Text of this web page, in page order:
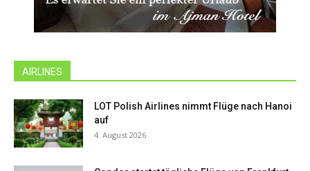
AIRLINES
LOT Polish Airlines nimmt Flüge nach Hanoi
auf
4. August 2026